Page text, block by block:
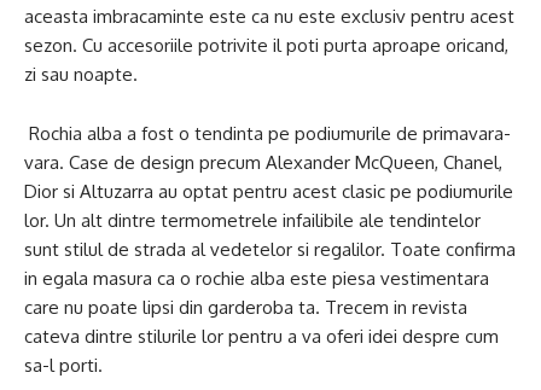
aceasta imbracaminte este ca nu este exclusiv pentru acest
sezon. Cu accesoriile potrivite il poti purta aproape oricand,
zi sau noapte.
Rochia alba a fost o tendinta pe podiumurile de primavara-
vara. Case de design precum Alexander McQueen, Chanel,
Dior si Altuzarra au optat pentru acest clasic pe podiumurile
lor. Un alt dintre termometrele infailibile ale tendintelor
sunt stilul de strada al vedetelor si regalilor. Toate confirma
in egala masura ca o rochie alba este piesa vestimentara
care nu poate lipsi din garderoba ta. Trecem in revista
cateva dintre stilurile lor pentru a va oferi idei despre cum
sa-l porti.